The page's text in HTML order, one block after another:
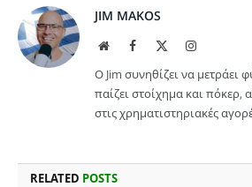
JIM MAKOS
WebsiteFacebook Instagram
Ο Jim συνηθίζει να μετράει
παίζει στοίχημα και πόκερ,
στις χρηματιστηριακές
RELATED POSTS